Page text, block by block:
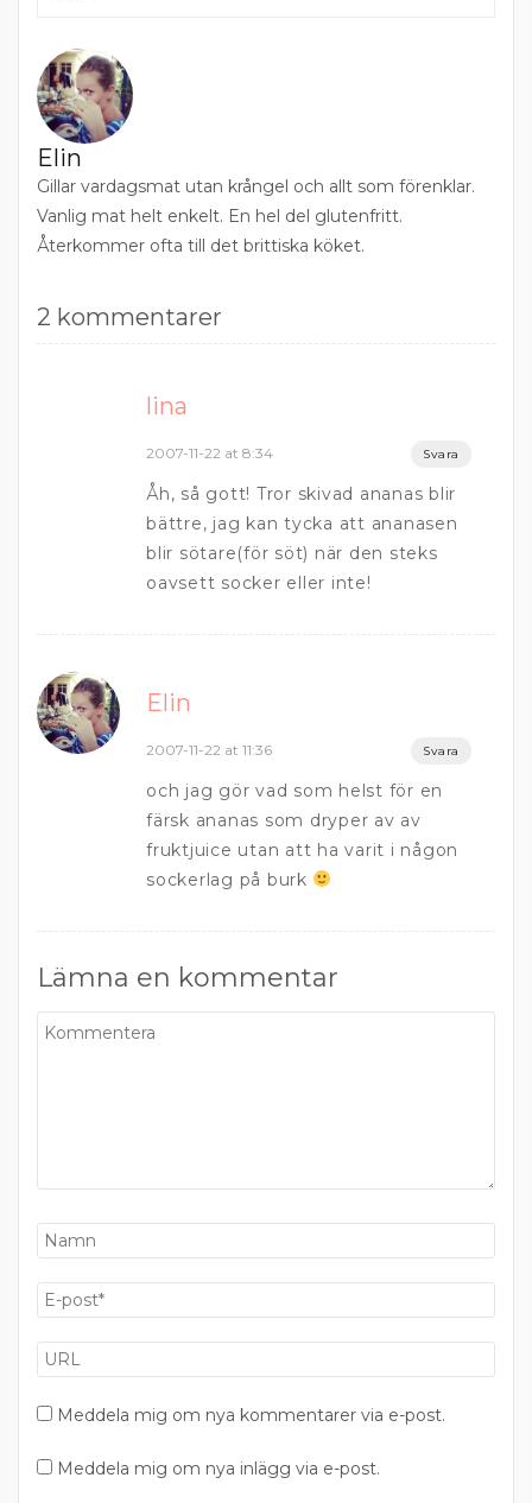
Elin
Gillar vardagsmat utan krångel och allt som förenklar.
Vanlig mat helt enkelt. En hel del glutenfritt.
Återkommer ofta till det brittiska köket.
2 kommentarer
lina
2007-11-22 at 8:34 Svara
Åh, så gott! Tror skivad ananas blir
bättre, jag kan tycka att ananasen
blir sötare(för söt) när den steks
oavsett socker eller inte!
Elin
2007-11-22 at 11:36 Svara
och jag gör vad som helst för en
färsk ananas som dryper av av
fruktjuice utan att ha varit i någon
sockerlag på burk
Lämna en kommentar
Meddela mig om nya kommentarer via e-post.
Meddela mig om nya inlägg via e-post.